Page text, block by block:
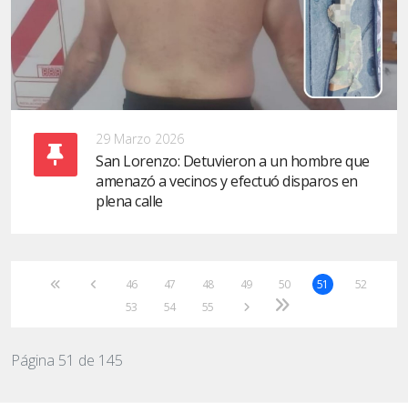
29 Marzo 2026
San Lorenzo: Detuvieron a un hombre que
amenazó a vecinos y efectuó disparos en
plena calle
46 47 48 49 50 51
52
53
54 55
Página 51 de 145